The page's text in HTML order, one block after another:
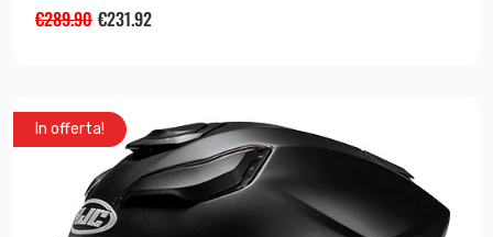
€289.90 €231.92
In offerta!